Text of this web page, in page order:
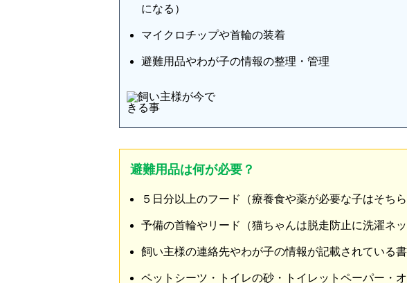
になる）
マイクロチップや首輪の装着
避難用品やわが子の情報の整理・管理
避難用品は何が必要？
５日分以上のフード（療養食や薬が必要な子はそちら
予備の首輪やリード（猫ちゃんは脱走防止に洗濯ネ
飼い主様の連絡先やわが子の情報が記載されている
ペットシーツ・トイレの砂・トイレットペーパー・